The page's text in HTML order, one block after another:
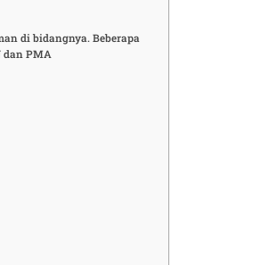
di bidangnya. Beberapa
dan PMA